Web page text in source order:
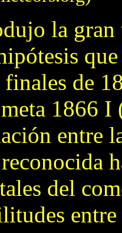
la
de
1866
entre
del
entre